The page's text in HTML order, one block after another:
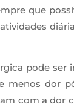
que
pode ser
dor
com a dor